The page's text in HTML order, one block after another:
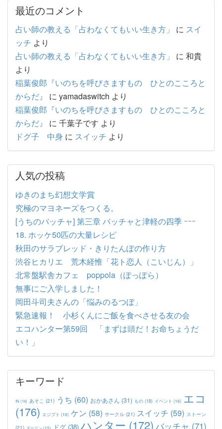
最近のコメント
占い師の教える「占わなくてもいい生き方」 に スイ
ッチ より
占い師の教える「占わなくてもいい生き方」
に 和貴
より
稲葉俊郎『いのちを呼びさますもの ひとのこころと
からだ』
に yamadaswitch より
稲葉俊郎『いのちを呼びさますもの ひとのこころと
からだ』
に 千葉子です より
ドグ子 中身 に スイッチ より
人気の投稿
ゆきのまち幻想文学賞
究極のマヨネーズをつくる。
[うちのバッチャ] 第三章 バッチャと津軽の四季 ｰｰｰ
18. ホッケ50匹の大量レシピ
秋田のサラブレッド・きりたんぽの作り方
渋谷ヒカリエ 荒木経惟「花ト恋人（こいじん）」
北常盤駅舎カフェ poppola（ぽっぽら）
無事にご入学しました！
岡田斗司夫さんの「悩みのるつぼ」
緊急速報！ 小杉くんにご飯を食べさせる友の会
エコハンター第59回 「まずは頭だ！お命ちょうだ
い！」
キーワード
IN(14) あそこ (21) うち (60) おかあさん (31) もの (18) イベント (16) エコ
(176) エジプト (16) ケン (58) サークル (21) スイッチ (59) ストーン
(21) ダーリン(15) ドグ (38) ハンター (172) バッチャ (71)